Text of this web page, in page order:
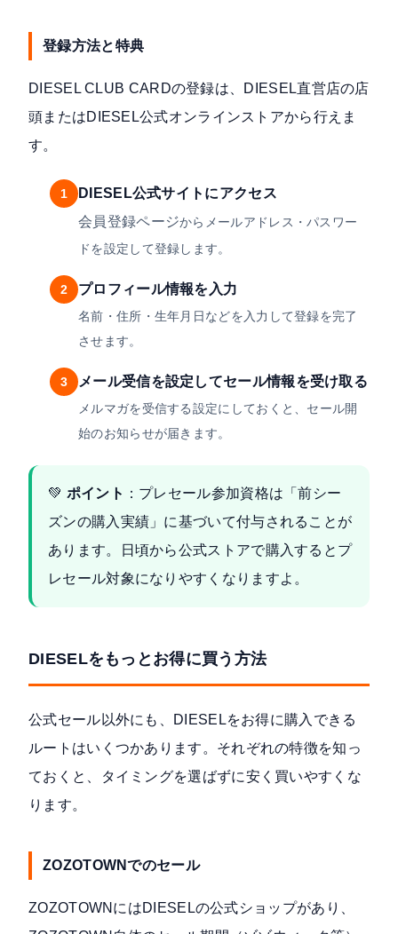
登録方法と特典
DIESEL CLUB CARDの登録は、DIESEL直営店の店
頭またはDIESEL公式オンラインストアから行えま
す。
1
DIESEL公式サイトにアクセス
会員登録ページからメールアドレス・パスワー
ドを設定して登録します。
2 プロフィール情報を入力
名前・住所・生年月日などを入力して登録を完了
させます。
3 メール受信を設定してセール情報を受け取る
メルマガを受信する設定にしておくと、セール開
始のお知らせが届きます。
💚 ポイント ：プレセール参加資格は「前シー
ズンの購入実績」に基づいて付与されることが
あります。日頃から公式ストアで購入するとプ
レセール対象になりやすくなりますよ。
DIESELをもっとお得に買う方法
公式セール以外にも、DIESELをお得に購入できる
ルートはいくつかあります。それぞれの特徴を知っ
ておくと、タイミングを選ばずに安く買いやすくな
ります。
ZOZOTOWNでのセール
ZOZOTOWNにはDIESELの公式ショップがあり、